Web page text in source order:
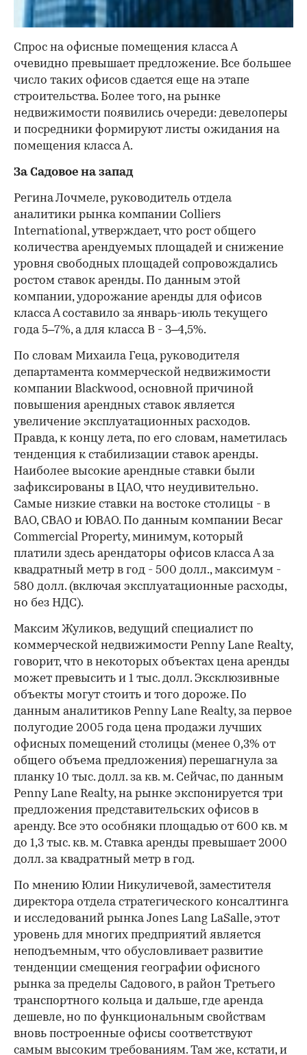
Спрос на офисные помещения класса А
очевидно превышает предложение. Все большее
число таких офисов сдается еще на этапе
строительства. Более того, на рынке
недвижимости появились очереди: девелоперы
и посредники формируют листы ожидания на
помещения класса А.
За Садовое на запад
Регина Лочмеле, руководитель отдела
аналитики рынка компании Colliers
International, утверждает, что рост общего
количества арендуемых площадей и снижение
уровня свободных площадей сопровождались
ростом ставок аренды. По данным этой
компании, удорожание аренды для офисов
класса А составило за январь-июль текущего
года 5–7%, а для класса B - 3–4,5%.
По словам Михаила Геца, руководителя
департамента коммерческой недвижимости
компании Blackwood, основной причиной
повышения арендных ставок является
увеличение эксплуатационных расходов.
Правда, к концу лета, по его словам, наметилась
тенденция к стабилизации ставок аренды.
Наиболее высокие арендные ставки были
зафиксированы в ЦАО, что неудивительно.
Самые низкие ставки на востоке столицы - в
ВАО, СВАО и ЮВАО. По данным компании Becar
Commercial Property, минимум, который
платили здесь арендаторы офисов класса А за
квадратный метр в год - 500 долл., максимум -
580 долл. (включая эксплуатационные расходы,
но без НДС).
Максим Жуликов, ведущий специалист по
коммерческой недвижимости Penny Lane Realty,
говорит, что в некоторых объектах цена аренды
может превысить и 1 тыс. долл. Эксклюзивные
объекты могут стоить и того дороже. По
данным аналитиков Penny Lane Realty, за первое
полугодие 2005 года цена продажи лучших
офисных помещений столицы (менее 0,3% от
общего объема предложения) перешагнула за
планку 10 тыс. долл. за кв. м. Сейчас, по данным
Penny Lane Realty, на рынке экспонируется три
предложения представительских офисов в
аренду. Все это особняки площадью от 600 кв. м
до 1,3 тыс. кв. м. Ставка аренды превышает 2000
долл. за квадратный метр в год.
По мнению Юлии Никуличевой, заместителя
директора отдела стратегического консалтинга
и исследований рынка Jones Lang LaSalle, этот
уровень для многих предприятий является
неподъемным, что обусловливает развитие
тенденции смещения географии офисного
рынка за пределы Садового, в район Третьего
транспортного кольца и дальше, где аренда
дешевле, но по функциональным свойствам
вновь построенные офисы соответствуют
самым высоким требованиям. Там же, кстати, и